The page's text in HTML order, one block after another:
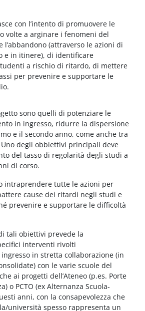
con l’intento di promuovere le
volte a arginare i fenomeni del
(attraverso le azioni di
e in itinere), di identificare
a rischio di ritardo, di mettere
per prevenire e supportare le
sono quelli di potenziare le
in ingresso, ridurre la dispersione
e il secondo anno, come anche tra
degli obbiettivi principali deve
del tasso di regolarità degli studi a
di corso.
intraprendere tutte le azioni per
cause dei ritardi negli studi e
prevenire e supportare le difficoltà
tali obiettivi prevede la
interventi rivolti
in stretta collaborazione (in
con le varie scuole del
ai progetti dell’Ateneo (p.es. Porte
o PCTO (ex Alternanza Scuola-
anni, con la consapevolezza che
università spesso rappresenta un